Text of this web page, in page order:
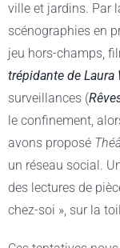
ville et jardins. Par
scénographies en
jeu hors-champs,
trépidante de Laura
surveillances (
le confinement,
avons proposé
un réseau social.
des lectures de
chez-soi », sur la